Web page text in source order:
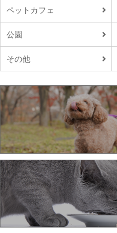
ペットカフェ
公園
その他